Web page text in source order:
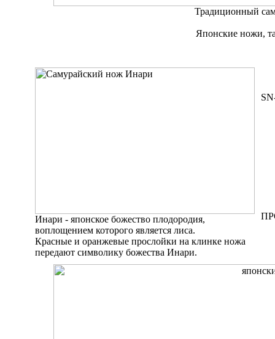
Традиционный
Японские ножи,
Инари - японское божество плодородия,
воплощением которого является лиса.
Красные и оранжевые прослойки на клинке ножа
передают символику божества Инари.